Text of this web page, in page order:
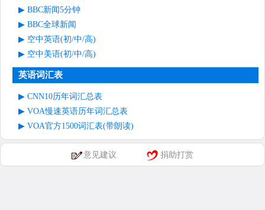
BBC新闻5分钟
BBC全球新闻
空中英语(初/中/高)
空中美语(初/中/高)
英语词汇表
CNN10历年词汇总表
VOA慢速英语历年词汇总表
VOA官方1500词汇表(带朗读)
意见建议 捐助打赏